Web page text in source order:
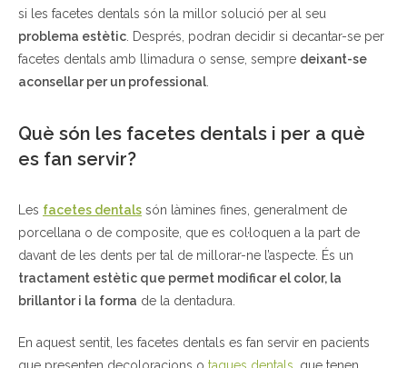
si les facetes dentals són la millor solució per al seu
problema estètic . Després, podran decidir si decantar-se per
facetes dentals amb llimadura o sense, sempre deixant-se
aconsellar per un professional
Què són les facetes dentals i per a què
es fan servir?
Les facetes dentals són làmines fines, generalment de
porcellana o de composite, que es col·loquen a la part de
davant de les dents per tal de millorar-ne l’aspecte. És un
tractament estètic que permet modificar el color, la
brillantor i la forma de la dentadura.
En aquest sentit, les facetes dentals es fan servir en pacients